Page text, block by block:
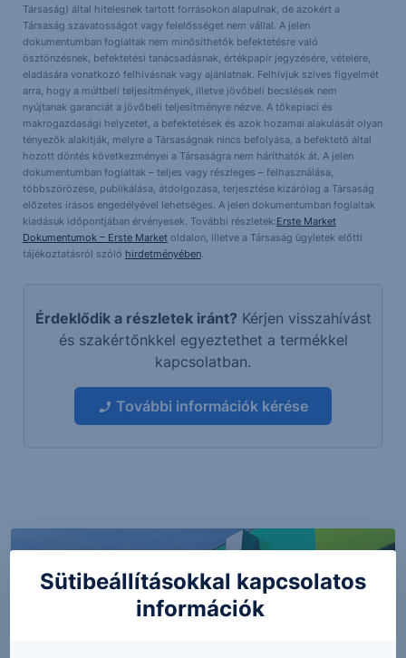
Társaság) által hitelesnek tartott forrásokon alapulnak, de azokért a
Társaság szavatosságot vagy felelősséget nem vállal. A jelen
dokumentumban foglaltak nem minősíthetők befektetésre való
ösztönzésnek, befektetési tanácsadásnak, értékpapír jegyzésére, vételére,
eladására vonatkozó felhívásnak vagy ajánlatnak. Felhívjuk szíves figyelmét
arra, hogy a múltbeli teljesítmények, illetve jövőbeli becslések nem
nyújtanak garanciát a jövőbeli teljesítményre nézve. A tőkepiaci és
makrogazdasági helyzetet, a befektetések és azok hozamai alakulását olyan
tényezők alakítják, melyre a Társaságnak nincs befolyása, a befektető által
hozott döntés következményei a Társaságra nem háríthatók át. A jelen
dokumentumban foglaltak – teljes vagy részleges – felhasználása,
többszörözése, publikálása, átdolgozása, terjesztése kizárólag a Társaság
előzetes írásos engedélyével lehetséges. A jelen dokumentumban foglaltak
kiadásuk időpontjában érvényesek. További részletek:Erste Market
Dokumentumok – Erste Marketoldalon, illetve a Társaság ügyletek előtti
tájékoztatásról szóló hirdetményében.
Érdeklődik a részletek iránt? Kérjen visszahívást
és szakértőnkkel egyeztethet a termékkel
kapcsolatban.
További információk kérése
Sütibeállításokkal kapcsolatos
információk